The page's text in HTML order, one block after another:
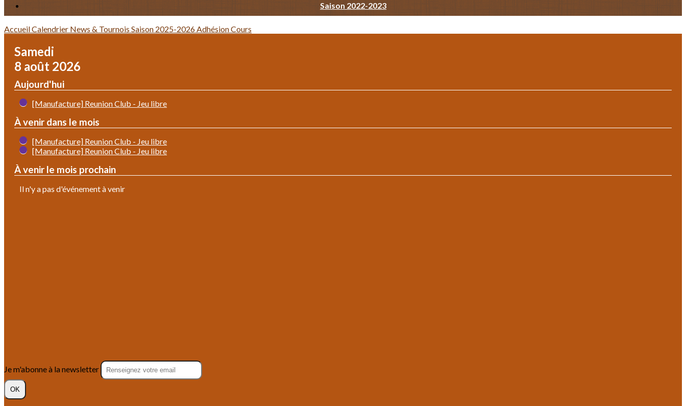
Saison 2022-2023
AccueilCalendrier News & Tournois Saison 2025-2026AdhésionCours
Samedi
8 août 2026
Aujourd'hui
[Manufacture] Reunion Club - Jeu libre
À venir dans le mois
[Manufacture] Reunion Club - Jeu libre
[Manufacture] Reunion Club - Jeu libre
À venir le mois prochain
Il n'y a pas d'événement à venir
Je m'abonne à la newsletter
OK